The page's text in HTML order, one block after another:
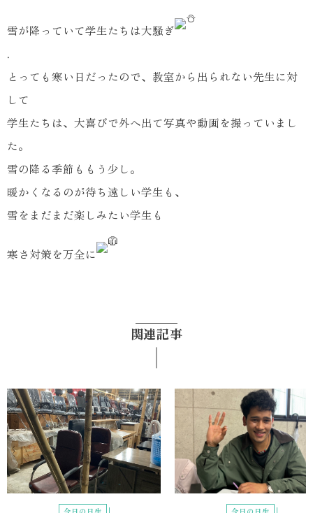
雪が降っていて学生たちは大騒ぎ
.
とっても寒い日だったので、教室から出られない先生に対
して
学生たちは、大喜びで外へ出て写真や動画を撮っていまし
た。
雪の降る季節ももう少し。
暖かくなるのが待ち遠しい学生も、
雪をまだまだ楽しみたい学生も
寒さ対策を万全に
関連記事